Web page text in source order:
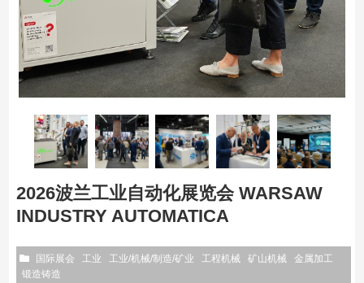
2026波兰工业自动化展览会 WARSAW
INDUSTRY AUTOMATICA
国际展会 工业 工业/机械/制造/矿业 工程机械 矿山机械
金属加工
锻造铸造